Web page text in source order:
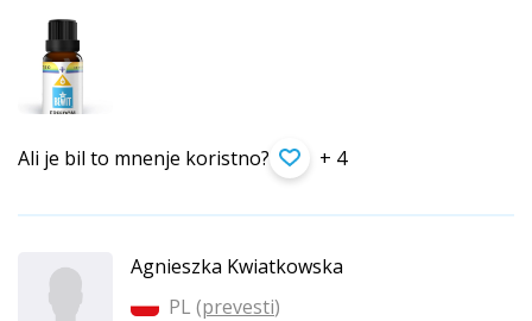
Ali je bil to mnenje koristno? + 4
Agnieszka Kwiatkowska
PL (prevesti)